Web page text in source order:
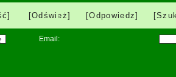
[Odśwież] [Odpowiedz]
Email: